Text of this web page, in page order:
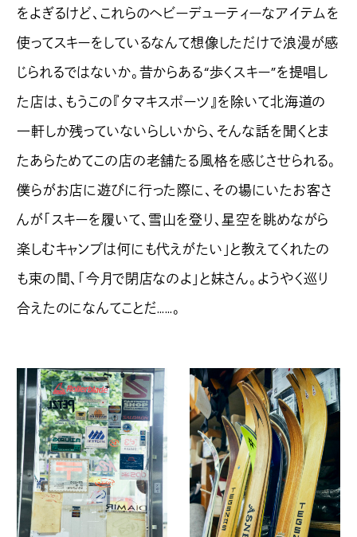
をよぎるけど、これらのヘビーデューティーなアイテムを
使ってスキーをしているなんて想像しただけで浪漫が感
じられるではないか。昔からある“歩くスキー”を提唱し
た店は、もうこの『タマキスポーツ』を除いて北海道の
一軒しか残っていないらしいから、そんな話を聞くとま
たあらためてこの店の老舗たる風格を感じさせられる。
僕らがお店に遊びに行った際に、その場にいたお客さ
んが「スキーを履いて、雪山を登り、星空を眺めながら
楽しむキャンプは何にも代えがたい」と教えてくれたの
も束の間、「今月で閉店なのよ」と妹さん。ようやく巡り
合えたのになんてことだ……。